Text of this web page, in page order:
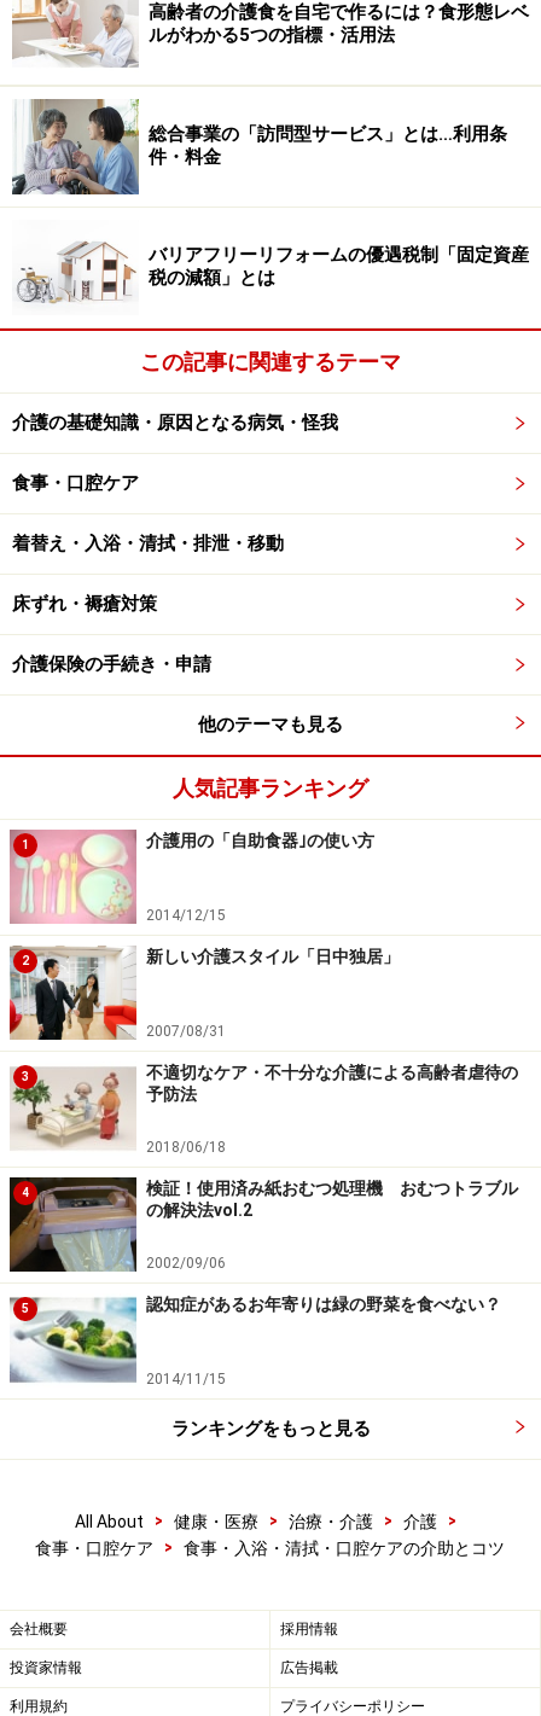
スプーンを口の奥まで入れすぎて、吐き気や誤嚥を
招かないように。
食事介助について詳しい情報は、下記のホームページか
らご覧いただけます。
＞栄養と食事／食事の工夫／介助（和光堂）
入浴介助
「急な温度の変化でめまいやふらつきを起こす」「濡れ
た床で転倒する」「浴槽でおぼれてしまう」など、お風
呂には危険がいっぱい。入浴中に浴室で急死する高齢者
安心してお風呂を楽しみ、清潔を保つために、次のよう
な点に気をつけてください。
■入浴前のポイント
脱衣室や浴室の温度をあたたかく保つ。
立ったりすわったりがラクになるよう、
浴室イス を用意する。
■入浴中のポイント
お湯の温度は、夏は38度、冬は40度ぐらいに。熱い
お湯につかると、身体に負担が大きい。
入浴時間は15分、浴槽につかるのは5分程度にとど
め、長湯を避ける。
シャワーでお湯をかけるときは、ひと声かけて足先
から行う。
体調の変化に気をつけ、気分が悪くなったりした場
合はすぐに出る。
手袋型のスポンジなどを使い、できる範囲は自分で
洗ってもらう。特に陰部については、なるべく自分
で。
■入浴後のポイント
脱衣室に移動する際は、ふらつきに注意する。
る。
する。
脱衣室に置いておいたイスに座ってもらい、バスタ
オルで素早く水分を拭き取る。
高齢者の介護食を自宅で作るには？食形態レベ
ルがわかる5つの指標・活用法
総合事業の「訪問型サービス」とは…利用条
件・料金
バリアフリーリフォームの優遇税制「固定資産
税の減額」とは
この記事に関連するテーマ
介護の基礎知識・原因となる病気・怪我
食事・口腔ケア
着替え・入浴・清拭・排泄・移動
床ずれ・褥瘡対策
介護保険の手続き・申請
他のテーマも見る
人気記事ランキング
1 介護用の「自助食器｣の使い方
2014/12/15
2 新しい介護スタイル「日中独居」
2007/08/31
3
不適切なケア・不十分な介護による高齢者虐待の
予防法
2018/06/18
4
検証！使用済み紙おむつ処理機 おむつトラブル
の解決法vol.2
2002/09/06
5 認知症があるお年寄りは緑の野菜を食べない？
2014/11/15
ランキングをもっと見る
All About > 健康・医療 > 治療・介護 > 介護
>
食事・口腔ケア
> 食事・入浴・清拭・口腔ケアの介助とコツ
会社概要 採用情報
投資家情報 広告掲載
利用規約 プライバシーポリシー